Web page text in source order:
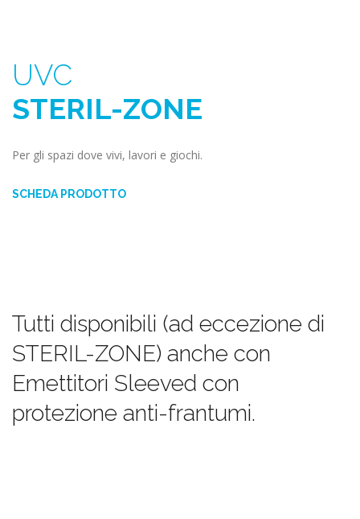
UVC
STERIL-ZONE
Per gli spazi dove vivi, lavori e giochi.
SCHEDA PRODOTTO
Tutti disponibili (ad eccezione di
STERIL-ZONE) anche con
Emettitori Sleeved con
protezione anti-frantumi.